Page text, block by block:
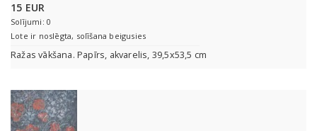
15 EUR
Solījumi: 0
Lote ir noslēgta, solīšana beigusies
Ražas vākšana. Papīrs, akvarelis, 39,5x53,5 cm